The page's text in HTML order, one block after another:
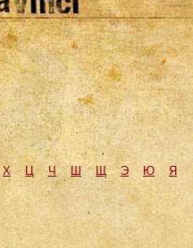
Х Ц Ч Ш Щ Э Ю Я